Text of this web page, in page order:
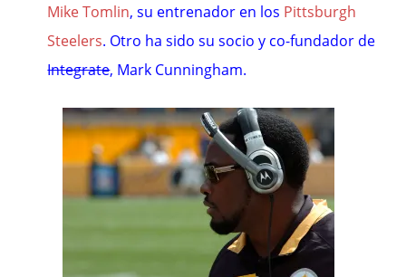
Mike Tomlin, su entrenador en los Pittsburgh
Steelers. Otro ha sido su socio y co-fundador de
Integrate, Mark Cunningham.